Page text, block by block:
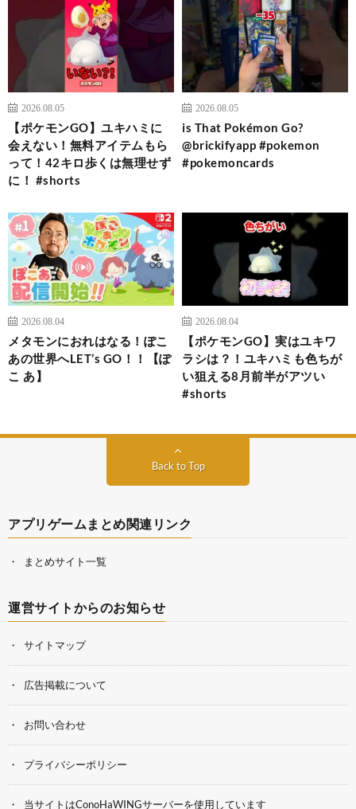
2026.08.05
【ポケモンGO】ユキハミに
会えない！無料アイテムもら
って！42キロ歩くは無理せず
に！ #shorts
2026.08.05
is That Pokémon Go?
@brickifyapp #pokemon
#pokemoncards
2026.08.04
メタモンにおれはなる！ぽこ
あの世界へLET’s GO！！【ぽ
こ あ】
2026.08.04
【ポケモンGO】実はユキワ
ラシは？！ユキハミも色ちが
い狙える8月前半がアツい
#shorts
Back to Top
アプリゲームまとめ関連リンク
まとめサイト一覧
運営サイトからのお知らせ
サイトマップ
広告掲載について
お問い合わせ
プライバシーポリシー
当サイトはConoHaWINGサーバーを使用しています